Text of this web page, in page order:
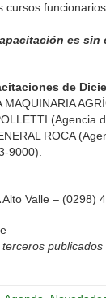
cursos
es
de
MAQUINARIA
(Agencia
ROCA
9000).
Valle –